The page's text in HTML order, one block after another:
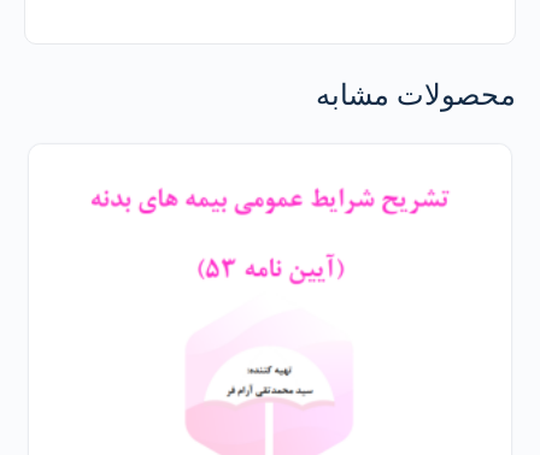
محصولات مشابه